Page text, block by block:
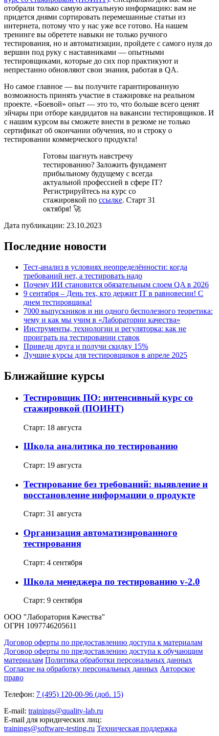
отобрали только самую актуальную информацию: вам не
придется днями сортировать перемешанные статьи из
интернета, потому что у нас уже все готово. На нашем
тренинге вы обретете навыки не только ручного
тестирования, но и автоматизации, пройдете с самого нуля до
вершин под руку с наставниками — опытными
тестировщиками, которые до сих пор практикуют и
непрестанно обновляют свои знания, работая в QA.
Но самое главное — вы получите гарантированную
возможность принять участие в стажировке на реальном
проекте. «Боевой» опыт — это то, что больше всего ценят
эйчары при отборе кандидатов на вакансии тестировщиков. И
с нашим курсом вы сможете внести в резюме не только
сертификат об окончании обучения, но и строку о
тестировании коммерческого продукта!
Готовы шагнуть навстречу
тестированию? Заложить фундамент
прибыльному будущему с всегда
актуальной профессией в сфере IT?
Регистрируйтесь на курс со
стажировкой по ссылке. Старт 31
октября! 🚀
Дата публикации: 23.10.2023
Последние новости
Тест-анализ в условиях неопределённости: когда
требований нет, а тестировать надо
Почему ИИ становится обязательным слоем QA в 2026
9 сентября – День тех, кто держит IT в равновесии! С
днем тестировщика!
7000 выпускников и ни одного бесполезного теоретика:
чему и как мы учим в «Лаборатории качества»
Инструменты, технологии и регуляторка: как не
проиграть на тестировании ставок
Приведи друга и получи скидку 15%
Лучшие курсы для тестировщиков в апреле 2025
Ближайшие курсы
Тестировщик ПО: интенсивный курс со
стажировкой (ПОИНТ)
Старт: 18 августа
Школа аналитика по тестированию
Старт: 19 августа
Тестирование без требований: выявление и
восстановление информации о продукте
Старт: 31 августа
Организация автоматизированного
тестирования
Старт: 4 сентября
Школа менеджера по тестированию v-2.0
Старт: 9 сентября
ООО "Лаборатория Качества"
ОГРН 1097746205611
Договор оферты по предоставлению доступа к материалам
Договор оферты по предоставлению доступа к обучающим
материалам Политика обработки персональных данных
Согласие на обработку персональных данных Авторское
право
Телефон: 7 (495) 120-00-96 (доб. 15)
E-mail: trainings@quality-lab.ru
E-mail для юридических лиц:
trainings@software-testing.ru Техническая поддержка